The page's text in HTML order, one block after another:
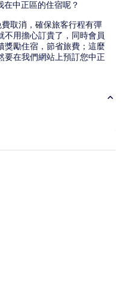
中正區的住宿呢？
取消，確保旅客行程有彈
不用擔心訂貴了，同時會員
獎勵住宿，節省旅費；這麼
要在我們網站上預訂您中正